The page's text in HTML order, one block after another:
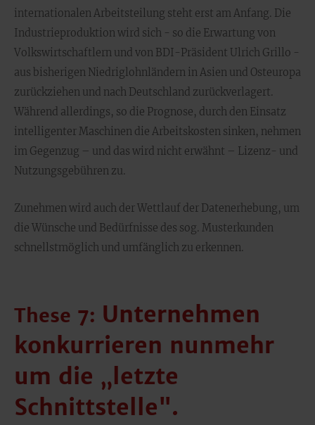
internationalen Arbeitsteilung steht erst am Anfang. Die
Industrieproduktion wird sich - so die Erwartung von
Volkswirtschaftlern und von BDI-Präsident Ulrich Grillo -
aus bisherigen Niedriglohnländern in Asien und Osteuropa
zurückziehen und nach Deutschland zurückverlagert.
Während allerdings, so die Prognose, durch den Einsatz
intelligenter Maschinen die Arbeitskosten sinken, nehmen
im Gegenzug – und das wird nicht erwähnt – Lizenz- und
Nutzungsgebühren zu.
Zunehmen wird auch der Wettlauf der Datenerhebung, um
die Wünsche und Bedürfnisse des sog. Musterkunden
schnellstmöglich und umfänglich zu erkennen.
These 7: Unternehmen
konkurrieren nunmehr
um die „letzte
Schnittstelle".